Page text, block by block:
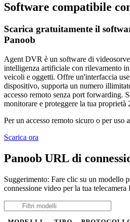
Software compatibile
Scarica gratuitamente il
Panoob
Agent DVR è un software di
intelligenza artificiale con rilevamento
veicoli e oggetti. Offre un'interfaccia
dispositivo, supporta un numero
accesso remoto senza port forwarding.
monitorare e proteggere la tua proprietà
Per un accesso remoto sicuro o per uso
Scarica ora
Panoob URL di
Suggerimento: Fare clic su un modello
connessione video per la tua telecamera